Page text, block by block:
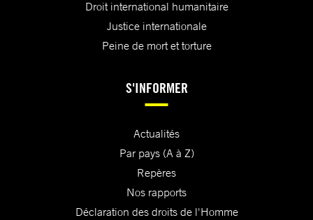
Droit international humanitaire
Justice internationale
Peine de mort et torture
S'INFORMER
Actualités
Par pays (A à Z)
Repères
Nos rapports
Déclaration des droits de l'Homme